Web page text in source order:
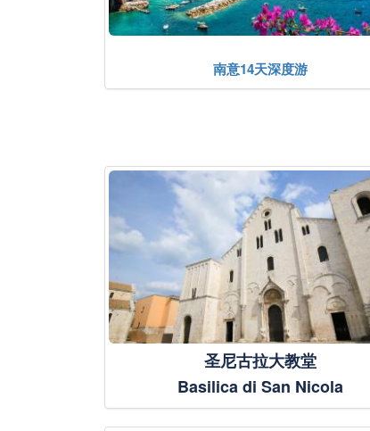
南意14天深度游
圣尼古拉大教堂
Basilica di San Nicola